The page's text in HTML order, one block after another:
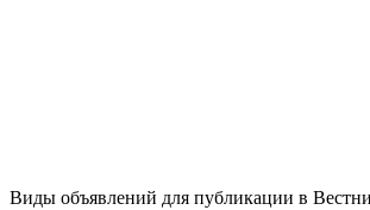
Виды объявлений для публикации в